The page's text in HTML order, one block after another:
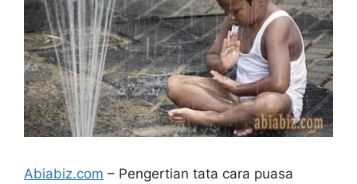
Abiabiz.com – Pengertian tata cara puasa